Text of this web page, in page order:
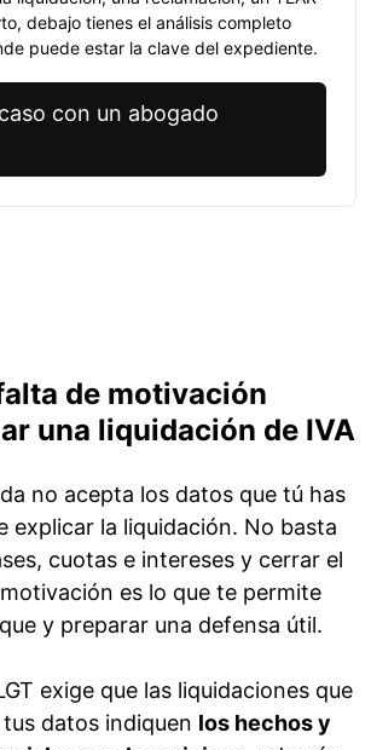
debajo tienes el análisis completo
puede estar la clave del expediente.
con un abogado
de motivación
una liquidación de IVA
no acepta los datos que tú has
explicar la liquidación. No basta
cuotas e intereses y cerrar el
es lo que te permite
y preparar una defensa útil.
exige que las liquidaciones que
datos indiquen los hechos y